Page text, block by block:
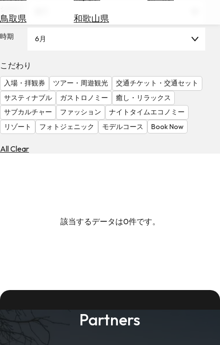
鳥取県
和歌山県
を
調
べ
る
天
気
を
見
る
時期 6月
こだわり
入場・拝観券 ツアー・周遊観光
交通チケット・交通セット
サスティナブル
ガストロノミー
癒し・リラックス
サブカルチャー
ファッション
ナイトタイムエコノミー
リゾート
フォトジェニック モデルコース Book Now
All Clear
該当するデータは0件です。
Partners